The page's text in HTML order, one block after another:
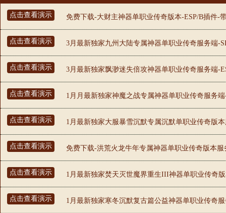
点击查看演示 免费下载-大财主神器单职业传奇版本-ESP/B插件-
点击查看演示 3月最新独家九州大陆专属神器单职业传奇服务端-
点击查看演示 3月最新独家飘渺迷失倍攻神器单职业传奇服务端-
点击查看演示 1月月最新独家神魔之战专属神器单职业传奇服务
点击查看演示 1月最新独家大服暴雪沉默专属沉默单职业传奇版
点击查看演示 免费下载-洪荒火龙牛年专属神器单职业传奇版本
点击查看演示 1月最新独家焚天灭世魔界重生III神器单职业传奇
点击查看演示 1月最新独家寒冬沉默复古篇公益神器单职业传奇